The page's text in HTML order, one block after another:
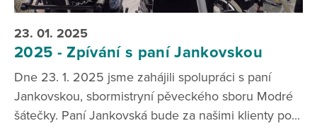
23. 01. 2025
2025 - Zpívání s paní Jankovskou
Dne 23. 1. 2025 jsme zahájili spolupráci s paní
Jankovskou, sbormistryní pěveckého sboru Modré
šátečky. Paní Jankovská bude za našimi klienty po...